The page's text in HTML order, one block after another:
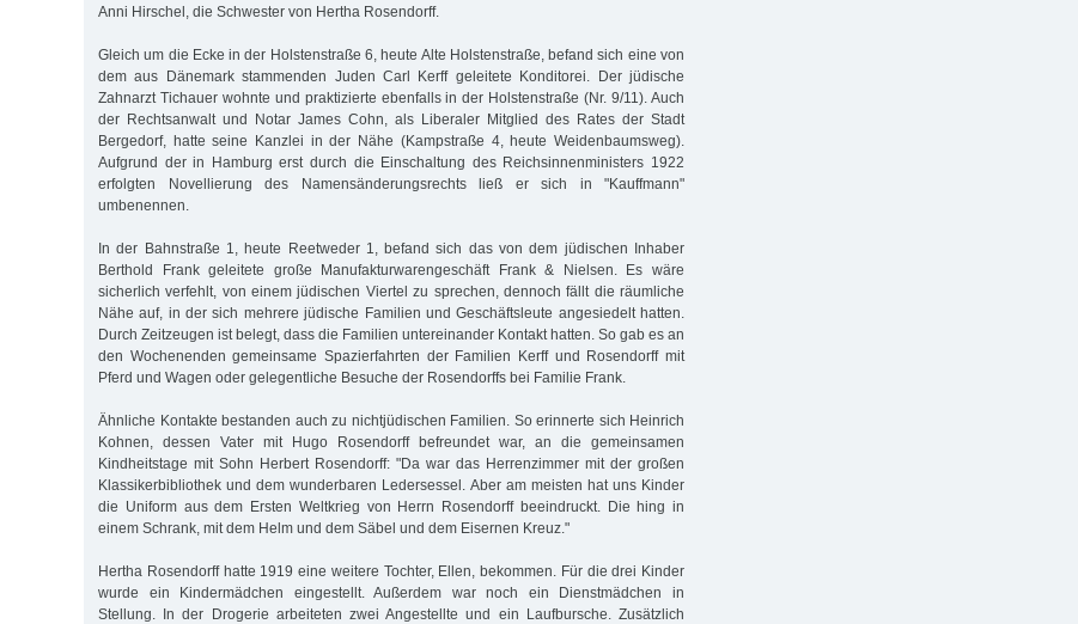
Anni Hirschel, die Schwester von Hertha Rosendorff.
Gleich um die Ecke in der Holstenstraße 6, heute Alte Holstenstraße, befand sich eine von
dem aus Dänemark stammenden Juden Carl Kerff geleitete Konditorei. Der jüdische
Zahnarzt Tichauer wohnte und praktizierte ebenfalls in der Holstenstraße (Nr. 9/11). Auch
der Rechtsanwalt und Notar James Cohn, als Liberaler Mitglied des Rates der Stadt
Bergedorf, hatte seine Kanzlei in der Nähe (Kampstraße 4, heute Weidenbaumsweg).
Aufgrund der in Hamburg erst durch die Einschaltung des Reichsinnenministers 1922
erfolgten Novellierung des Namensänderungsrechts ließ er sich in "Kauffmann"
umbenennen.
In der Bahnstraße 1, heute Reetweder 1, befand sich das von dem jüdischen Inhaber
Berthold Frank geleitete große Manufakturwarengeschäft Frank & Nielsen. Es wäre
sicherlich verfehlt, von einem jüdischen Viertel zu sprechen, dennoch fällt die räumliche
Nähe auf, in der sich mehrere jüdische Familien und Geschäftsleute angesiedelt hatten.
Durch Zeitzeugen ist belegt, dass die Familien untereinander Kontakt hatten. So gab es an
den Wochenenden gemeinsame Spazierfahrten der Familien Kerff und Rosendorff mit
Pferd und Wagen oder gelegentliche Besuche der Rosendorffs bei Familie Frank.
Ähnliche Kontakte bestanden auch zu nichtjüdischen Familien. So erinnerte sich Heinrich
Kohnen, dessen Vater mit Hugo Rosendorff befreundet war, an die gemeinsamen
Kindheitstage mit Sohn Herbert Rosendorff: "Da war das Herrenzimmer mit der großen
Klassikerbibliothek und dem wunderbaren Ledersessel. Aber am meisten hat uns Kinder
die Uniform aus dem Ersten Weltkrieg von Herrn Rosendorff beeindruckt. Die hing in
einem Schrank, mit dem Helm und dem Säbel und dem Eisernen Kreuz."
Hertha Rosendorff hatte 1919 eine weitere Tochter, Ellen, bekommen. Für die drei Kinder
wurde ein Kindermädchen eingestellt. Außerdem war noch ein Dienstmädchen in
Stellung. In der Drogerie arbeiteten zwei Angestellte und ein Laufbursche. Zusätzlich